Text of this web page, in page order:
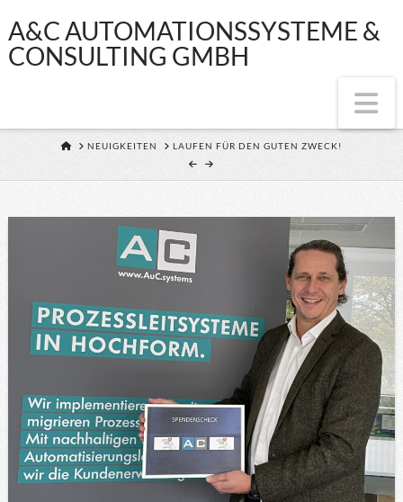
A&C
&
CONSULTING
GMBH
A&C AUTOMATIONSSYSTEME &
CONSULTING GMBH
HOMENEUIGKEITEN LAUFEN FÜR DEN GUTEN ZWECK!